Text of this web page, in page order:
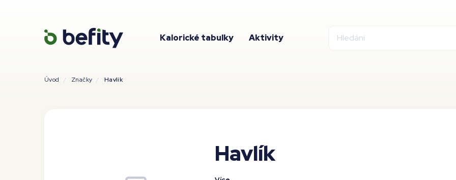
Kalorické tabulky Aktivity
Úvod Značky Havlík
Havlík